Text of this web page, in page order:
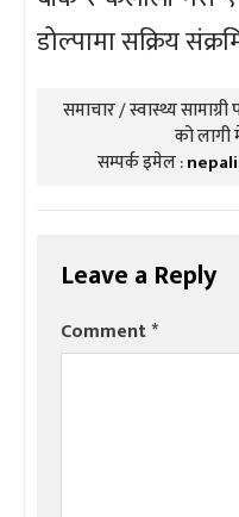
डोल्पामा सक्रिय
समाचार / स्वास्थ्य
को लागी
सम्पर्क इमेल :
Leave a Reply
Comment*